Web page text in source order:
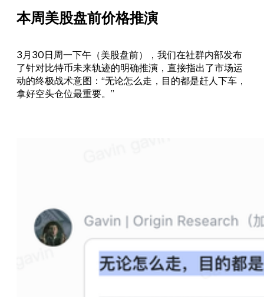
了一个解构市场微观运行机制的样
产价格迅速反弹归因于特朗普关于
冲突降级的言论，但我们的结论截
然不同。 在3月22日发布于社群内
部的行情推演中，我们预测了周一
的异动，我们准确预测了比特币在
连续八天日线级别阳线后，必将在
48小时内开启暴跌。 我们预计：比
特币将在48小时内开启暴跌/暴涨
（具体结论付费内容区可见）前言
站在2026年3月16日的时间节点，
本周美股盘前价格推演
3月30日周一下午（美股盘前），我们在社群内部发布
了针对比特币未来轨迹的明确推演，直接指出了市场运
动的终极战术意图：“无论怎么走，目的都是赶人下车，
拿好空头仓位最重要。”